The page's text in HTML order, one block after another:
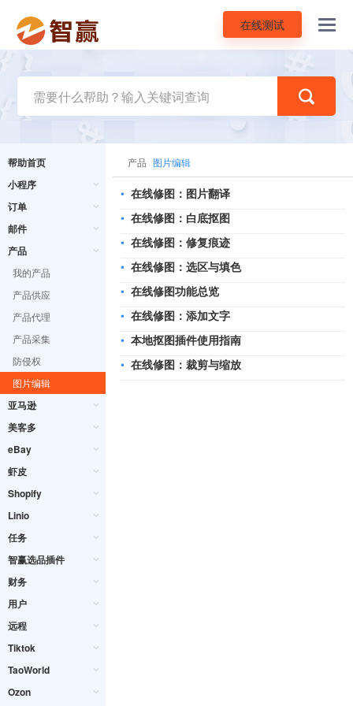
在线测试
帮助首页
小程序
订单
邮件
产品
我的产品
产品供应
产品代理
产品采集
防侵权
图片编辑
亚马逊
美客多
eBay
虾皮
Shopify
Linio
任务
智赢选品插件
财务
用户
远程
Tiktok
TaoWorld
Ozon
产品 图片编辑
• 在线修图：图片翻译
• 在线修图：白底抠图
• 在线修图：修复痕迹
• 在线修图：选区与填色
• 在线修图功能总览
• 在线修图：添加文字
• 本地抠图插件使用指南
• 在线修图：裁剪与缩放